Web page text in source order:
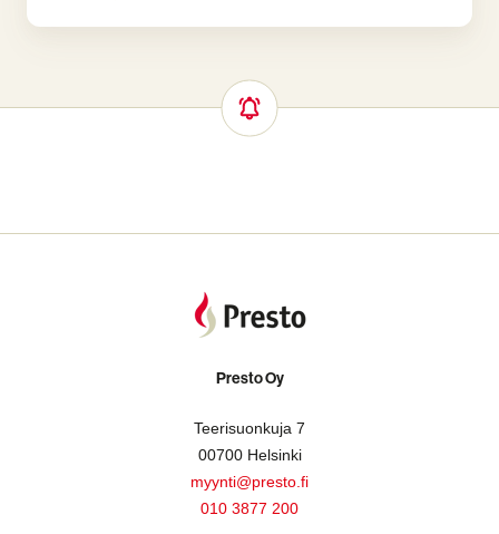
Presto Oy
Teerisuonkuja 7
00700 Helsinki
myynti@presto.fi
010 3877 200